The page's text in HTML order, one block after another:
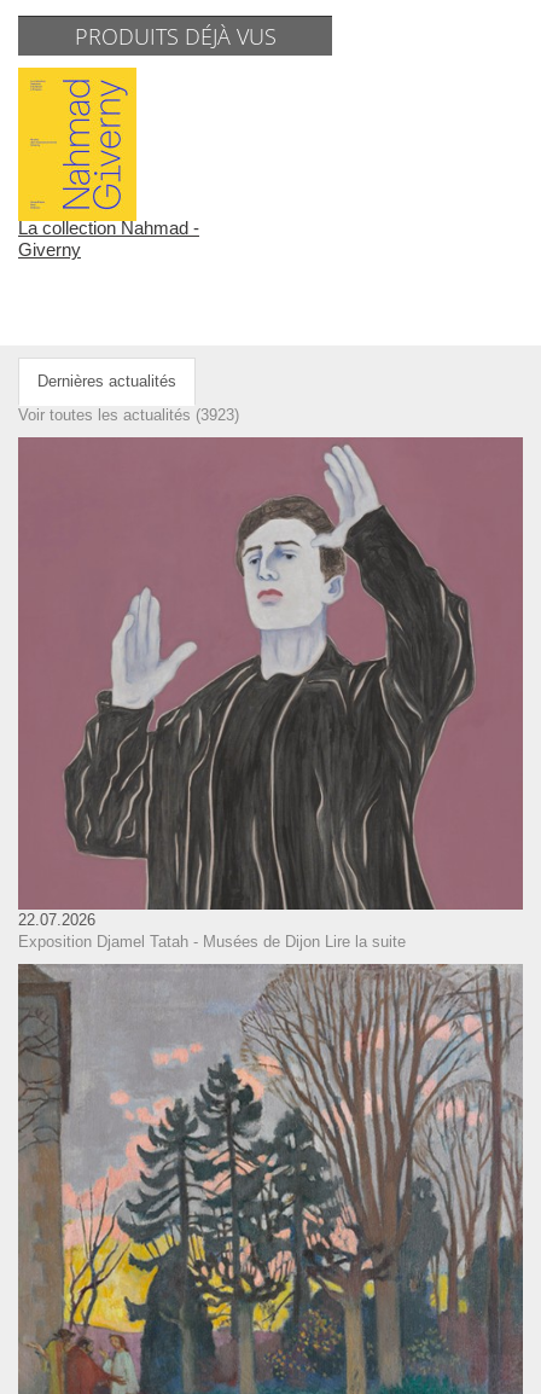
PRODUITS DÉJÀ VUS
La collection Nahmad -
Giverny
Dernières actualités
Voir toutes les actualités (3923)
22.07.2026
Exposition Djamel Tatah - Musées de Dijon Lire la suite